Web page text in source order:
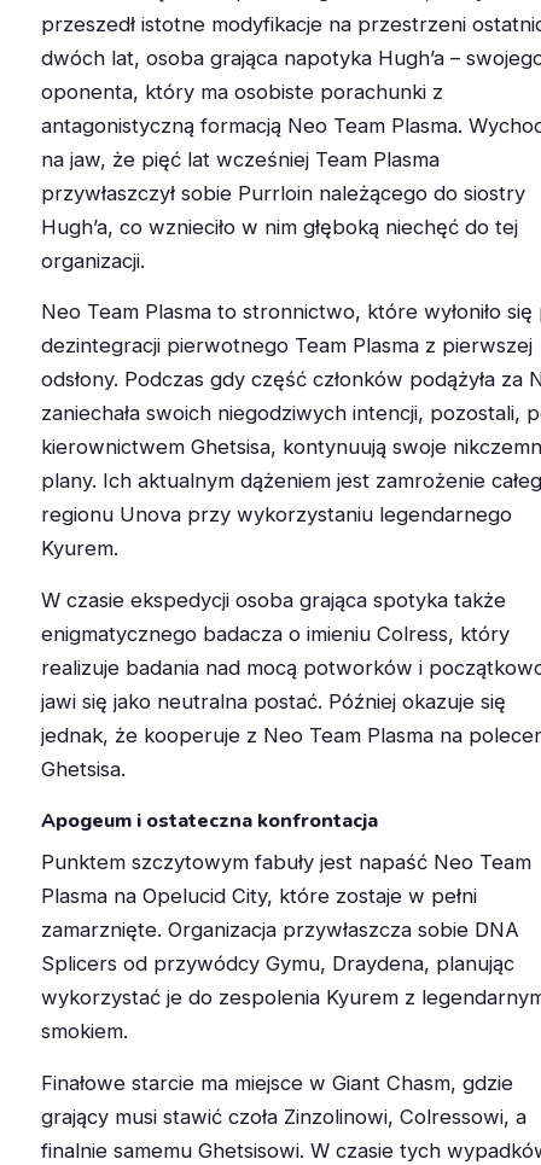
przeszedł istotne modyfikacje na przestrzeni
dwóch lat, osoba grająca napotyka Hugh’a –
oponenta, który ma osobiste porachunki z
antagonistyczną formacją Neo Team Plasma.
na jaw, że pięć lat wcześniej Team Plasma
przywłaszczył sobie Purrloin należącego do siostry
Hugh’a, co wznieciło w nim głęboką niechęć do tej
organizacji.
Neo Team Plasma to stronnictwo, które wyłoniło się
dezintegracji pierwotnego Team Plasma z pierwszej
odsłony. Podczas gdy część członków podążyła za
zaniechała swoich niegodziwych intencji, pozostali,
kierownictwem Ghetsisa, kontynuują swoje
plany. Ich aktualnym dążeniem jest zamrożenie
regionu Unova przy wykorzystaniu legendarnego
Kyurem.
W czasie ekspedycji osoba grająca spotyka także
enigmatycznego badacza o imieniu Colress, który
realizuje badania nad mocą potworków i
jawi się jako neutralna postać. Później okazuje się
jednak, że kooperuje z Neo Team Plasma na
Ghetsisa.
Apogeum i ostateczna konfrontacja
Punktem szczytowym fabuły jest napaść Neo Team
Plasma na Opelucid City, które zostaje w pełni
zamarznięte. Organizacja przywłaszcza sobie DNA
Splicers od przywódcy Gymu, Draydena, planując
wykorzystać je do zespolenia Kyurem z
smokiem.
Finałowe starcie ma miejsce w Giant Chasm, gdzie
grający musi stawić czoła Zinzolinowi, Colressowi, a
finalnie samemu Ghetsisowi. W czasie tych